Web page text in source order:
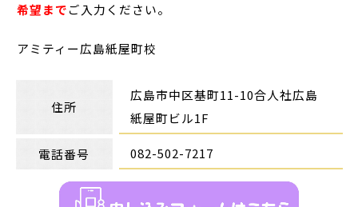
希望までご入力ください。
アミティー広島紙屋町校
住所
広島市中区基町11-10合人社広島
紙屋町ビル1F
電話番号 082-502-7217